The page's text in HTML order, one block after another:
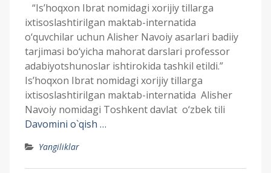
“Is’hoqxon Ibrat nomidagi xorijiy tillarga
ixtisoslashtirilgan maktab-internatida
o‘quvchilar uchun Alisher Navoiy asarlari badiiy
tarjimasi bo‘yicha mahorat darslari professor
adabiyotshunoslar ishtirokida tashkil etildi.”
Is’hoqxon Ibrat nomidagi xorijiy tillarga
ixtisoslashtirilgan maktab-internatida Alisher
Navoiy nomidagi Toshkent davlat o‘zbek tili
Davomini o`qish …
Yangiliklar